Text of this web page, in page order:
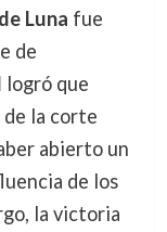
Luna fue
de
logró que
la corte
abierto un
de los
la victoria